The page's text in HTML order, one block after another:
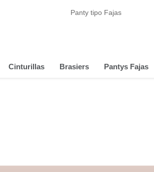
Panty tipo Fajas
Cinturillas Brasiers Pantys Fajas